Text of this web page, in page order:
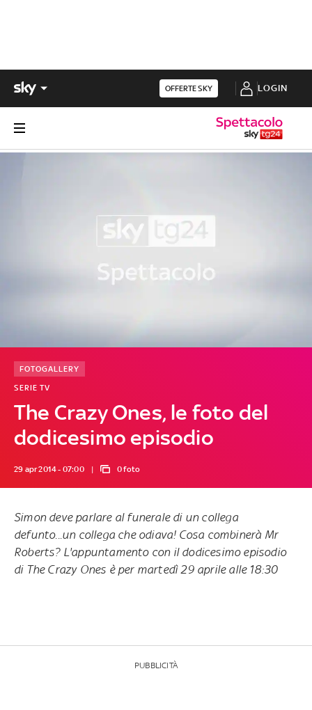
OFFERTE SKY LOGIN
The Crazy Ones, le foto del
dodicesimo episodio
SERIE TV
FOTOGALLERY
29 apr 2014 - 07:00 0 foto
Simon deve parlare al funerale di un collega
defunto...un collega che odiava! Cosa combinerà Mr
Roberts? L'appuntamento con il dodicesimo episodio
di The Crazy Ones è per martedì 29 aprile alle 18:30
PUBBLICITÀ